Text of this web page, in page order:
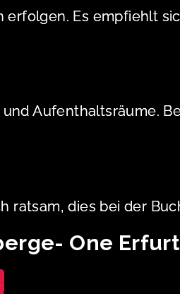
Es empfiehlt
Aufenthaltsräume.
ratsam, dies bei der
One